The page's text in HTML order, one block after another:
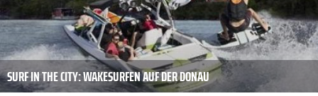
SURF IN THE CITY: WAKESURFEN AUF DER DONAU